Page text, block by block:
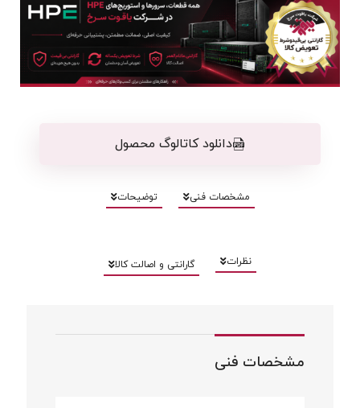
دانلود کاتالوگ محصول
مشخصات فنی توضیحات
نظرات گارانتی و اصالت کالا
مشخصات فنی